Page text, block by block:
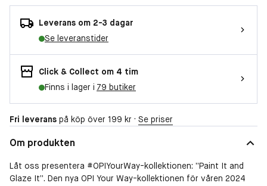
Leverans om 2-3 dagar
Se leveranstider
Click & Collect om 4 tim
Finns i lager i 79 butiker
Fri leverans på köp över 199 kr · Se priser
Om produkten
Låt oss presentera #OPIYourWay-kollektionen: ”Paint It and
Glaze It”. Den nya OPI Your Way-kollektionen för våren 2024